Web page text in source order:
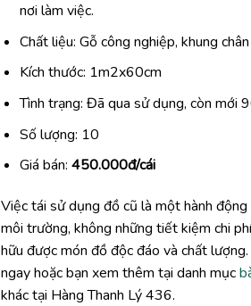
nơi làm việc.
Chất liệu: Gỗ công nghiệp, khung
Kích thước: 1m2x60cm
Tình trạng: Đã qua sử dụng, còn mới
Số lượng: 10
Giá bán: 450.000đ/cái
Việc tái sử dụng đồ cũ là một hành
môi trường, không những tiết kiệm chi
hữu được món đồ độc đáo và chất
ngay hoặc bạn xem thêm tại danh mục
khác tại Hàng Thanh Lý 436.